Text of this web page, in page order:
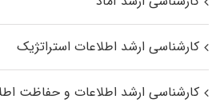
کارشناسی ارشد اطلاعات استراتژیک
کارشناسی ارشد اطلاعات و حفاظت